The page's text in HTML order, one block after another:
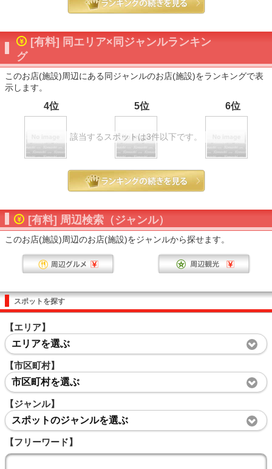
[有料] 同エリア×同ジャンルランキン
グ
このお店(施設)周辺にある同ジャンルのお店(施設)をランキングで表
示します。
4位 5位 6位
該当するスポットは3件以下です。
[有料] 周辺検索（ジャンル）
このお店(施設)周辺のお店(施設)をジャンルから探せます。
スポットを探す
【エリア】
エリアを選ぶ
【市区町村】
市区町村を選ぶ
【ジャンル】
スポットのジャンルを選ぶ
【フリーワード】